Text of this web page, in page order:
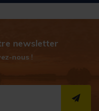
newsletter
nous !